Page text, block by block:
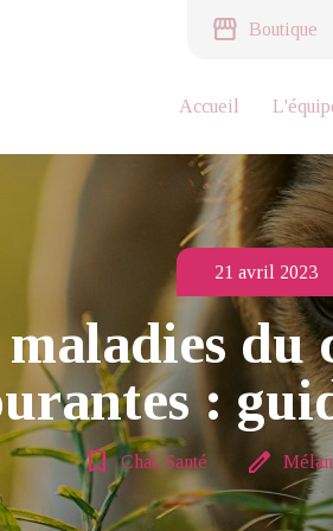
storefront Boutique
Accueil
21 avril 2023
maladies du
:
bookmark_border Chat, Santé edit